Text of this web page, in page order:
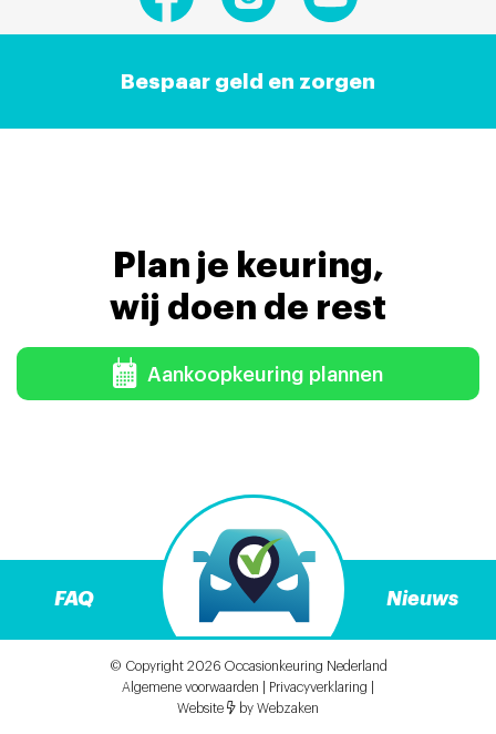
Bespaar geld en zorgen
Plan je keuring,
wij doen de rest
Aankoopkeuring plannen
FAQ Nieuws
© Copyright 2026 Occasionkeuring Nederland
Algemene voorwaarden
Privacyverklaring
Website
by Webzaken